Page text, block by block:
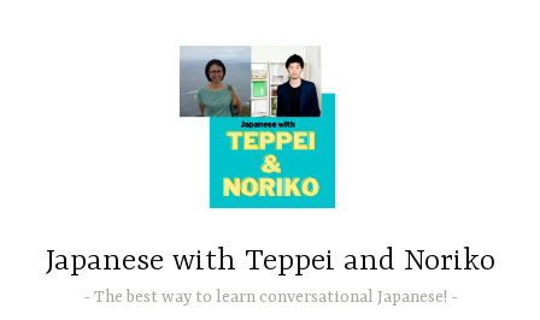
Japanese with Teppei and Noriko
The best way to learn conversational Japanese!